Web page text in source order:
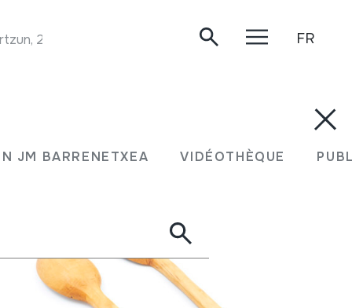
JM BARRENETXEA VIDÉOTHÈQUE
2019. FR